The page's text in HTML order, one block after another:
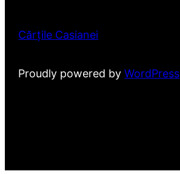
Cărțile Casianei
Proudly powered byWordPress